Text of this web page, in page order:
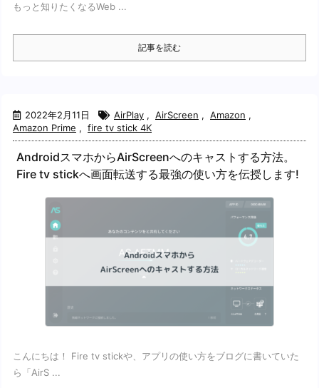
もっと知りたくなるWeb ...
記事を読む
2022年2月11日 AirPlay , AirScreen , Amazon ,
Amazon Prime , fire tv stick 4K
AndroidスマホからAirScreenへのキャストする方法。
Fire tv stickへ画面転送する最強の使い方を伝授します!
こんにちは！ Fire tv stickや、アプリの使い方をブログに書いていた
ら「AirS ...